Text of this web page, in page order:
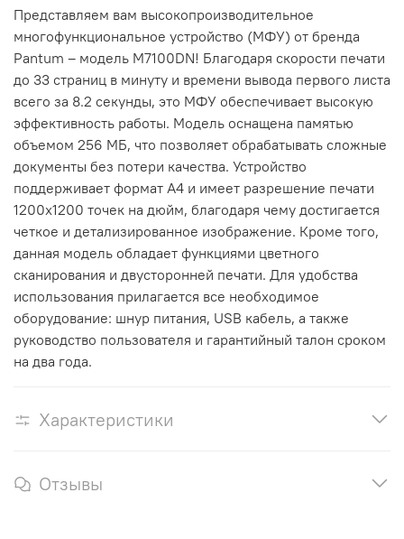
Представляем вам высокопроизводительное
многофункциональное устройство (МФУ) от бренда
Pantum – модель M7100DN! Благодаря скорости печати
до 33 страниц в минуту и времени вывода первого листа
всего за 8.2 секунды, это МФУ обеспечивает высокую
эффективность работы. Модель оснащена памятью
объемом 256 МБ, что позволяет обрабатывать сложные
документы без потери качества. Устройство
поддерживает формат A4 и имеет разрешение печати
1200х1200 точек на дюйм, благодаря чему достигается
четкое и детализированное изображение. Кроме того,
данная модель обладает функциями цветного
сканирования и двусторонней печати. Для удобства
использования прилагается все необходимое
оборудование: шнур питания, USB кабель, а также
руководство пользователя и гарантийный талон сроком
на два года.
Характеристики
Отзывы